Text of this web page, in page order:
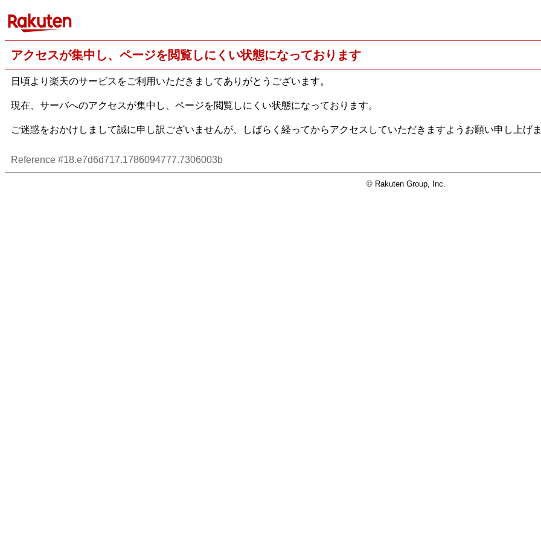
アクセスが集中し、ページを閲覧しにくい状態になっております
日頃より楽天のサービスをご利用いただきましてありがとうございます。
現在、サーバへのアクセスが集中し、ページを閲覧しにくい状態になっております。
ご迷惑をおかけしまして誠に申し訳ございませんが、しばらく経ってからアクセスしていただきますようお願い申し上げ
Reference #18.e7d6d717.1786094777.7306003b
© Rakuten Group, Inc.